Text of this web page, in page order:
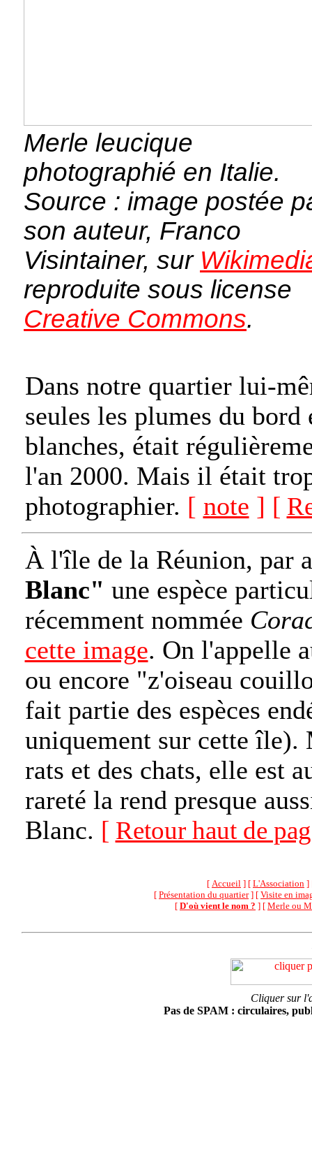
Merle leucique
photographié en Italie.
Source : image postée
son auteur, Franco
Visintainer, sur
reproduite sous license
Creative Commons.
Dans notre quartier lui-
seules les plumes du
blanches, était
l'an 2000. Mais il était
photographier. [ note ] [
À l'île de la Réunion, par
Blanc" une espèce
récemment nommée
cette image. On l'appelle
ou encore "z'oiseau
fait partie des espèces
uniquement sur cette île).
rats et des chats, elle est
rareté la rend presque
Blanc. [ Retour haut de
[ Accueil ] [ L'Association ]
[ Présentation du quartier] [ Visite en
[ D'où vient le nom ? ] [ Merle ou
Cliquer sur
Pas de SPAM : circulaires,